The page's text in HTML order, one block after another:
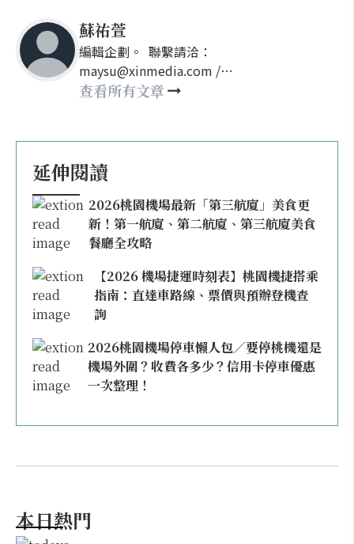
蘇祐萱
編輯企劃。 聯繫請洽：
maysu@xinmedia.com /
may860527@gmail.com
查看所有文章
延伸閱讀
2026桃園機場最新「第三航廈」美食更
新！第一航廈、第二航廈、第三航廈美食
餐廳全攻略
【2026 機場捷運時刻表】桃園機捷搭乘
指南：直達車路線、票價與預辦登機查
詢
2026桃園機場停車懶人包／要停桃機還是
機場外圍？收費各多少？信用卡停車優惠
一次整理！
本日熱門